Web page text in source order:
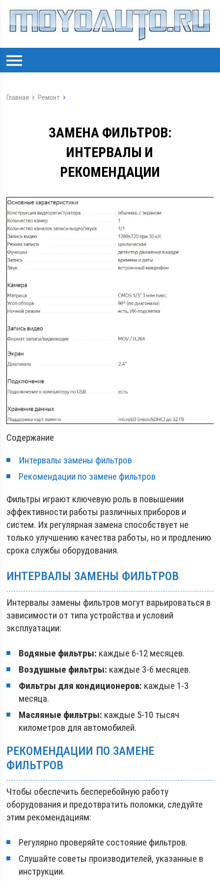
Главная Ремонт
ЗАМЕНА ФИЛЬТРОВ:
ИНТЕРВАЛЫ И
РЕКОМЕНДАЦИИ
Содержание
Интервалы замены фильтров
Рекомендации по замене фильтров
Фильтры играют ключевую роль в повышении
эффективности работы различных приборов и
систем. Их регулярная замена способствует не
только улучшению качества работы, но и продлению
срока службы оборудования.
ИНТЕРВАЛЫ ЗАМЕНЫ ФИЛЬТРОВ
Интервалы замены фильтров могут варьироваться в
зависимости от типа устройства и условий
эксплуатации:
Водяные фильтры: каждые 6-12 месяцев.
Воздушные фильтры: каждые 3-6 месяцев.
Фильтры для кондиционеров: каждые 1-3
месяца.
Масляные фильтры: каждые 5-10 тысяч
километров для автомобилей.
РЕКОМЕНДАЦИИ ПО ЗАМЕНЕ
ФИЛЬТРОВ
Чтобы обеспечить бесперебойную работу
оборудования и предотвратить поломки, следуйте
этим рекомендациям:
Регулярно проверяйте состояние фильтров.
Слушайте советы производителей, указанные в
инструкции.